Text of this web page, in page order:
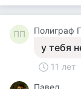
ПП Полиграф
у тебя
11 лет
Павел